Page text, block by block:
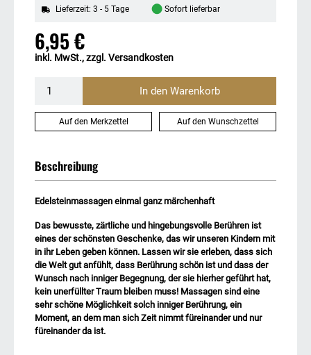
Lieferzeit: 3 - 5 Tage ● Sofort lieferbar
6,95 €
inkl. MwSt., zzgl. Versandkosten
In den Warenkorb
Auf den Merkzettel Auf den Wunschzettel
Beschreibung
Edelsteinmassagen einmal ganz märchenhaft
Das bewusste, zärtliche und hingebungsvolle Berühren ist
eines der schönsten Geschenke, das wir unseren Kindern mit
in ihr Leben geben können. Lassen wir sie erleben, dass sich
die Welt gut anfühlt, dass Berührung schön ist und dass der
Wunsch nach inniger Begegnung, der sie hierher geführt hat,
kein unerfüllter Traum bleiben muss! Massagen sind eine
sehr schöne Möglichkeit solch inniger Berührung, ein
Moment, an dem man sich Zeit nimmt füreinander und nur
füreinander da ist.